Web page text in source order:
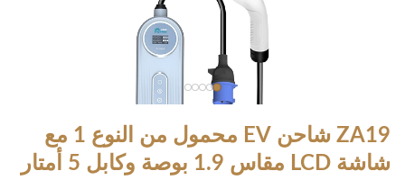
ZA19 شاحن EV محمول من النوع 1 مع
شاشة LCD مقاس 1.9 بوصة وكابل 5 أمتار